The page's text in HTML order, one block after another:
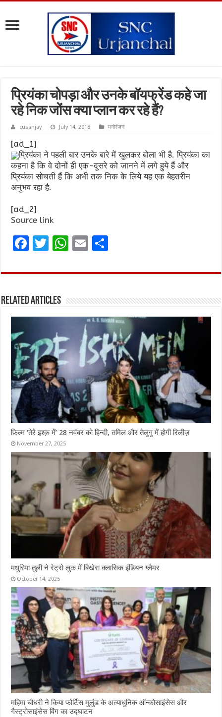
प्रियंका चोपड़ा और उनके बॉयफ्रेंड कहे जा
रहे निक जोंस क्या प्लान कर रहे हैं?
cusanjay July 14, 2018 मनोरंजन
[ad_1]
प्रियंका ने पहली बार उनके बारे में खुलकर बोला भी है. प्रियंका का
कहना है कि वे दोनों ही एक-दूसरे को जानने में लगे हुये हैं और
प्रियंका सोचती हैं कि अभी तक निक के लिये यह एक बेहतरीन
अनुभव रहा है.
[ad_2]
Source link
F
ce
o
o
k
T
it
r
W
at
A
p
p
E
ai ar
Related Articles
फ़िल्म ‘तेरे इश्क़ में’ 28 नवंबर को हिन्दी, तमिल और तेलुगु में होगी रिलीज़
November 27, 2025
मधुरिमा तुली ने रेट्रो लुक में बिखेरा क्लासिक इंडियन ग्लैमर
October 14, 2025
महिमा चौधरी ने किया फोर्टिस मुलुंड के अत्याधुनिक ऑन्कोसाइंसेस और
गैस्ट्रोसाइंसेस विंग का उद्घाटन